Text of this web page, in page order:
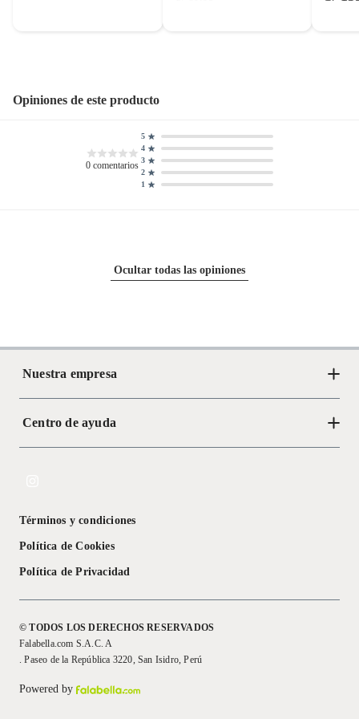
Opiniones de este producto
0 comentarios
1
2
3
4
5
Ocultar todas las opiniones
Nuestra empresa
Acerca de Crate
Centro de ayuda
Textos Legales
Términos y condiciones
Política de Cookies
Política de Privacidad
© TODOS LOS DERECHOS RESERVADOS
Falabella.com S.A.C. A
. Paseo de la República 3220, San Isidro, Perú
Powered by